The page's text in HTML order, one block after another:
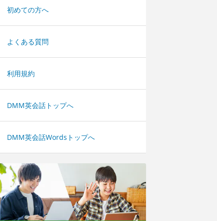
初めての方へ
よくある質問
利用規約
DMM英会話トップへ
DMM英会話Wordsトップへ